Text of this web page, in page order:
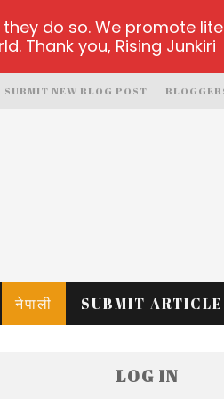
SUBMIT NEW BLOG POST
नेपाली SUBMIT ARTICLE
LOG IN
do so. We promote
Thank you, Rising Junkiri